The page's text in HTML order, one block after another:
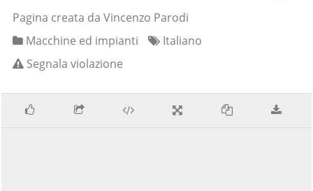
Pagina creata da Vincenzo Parodi
Macchine ed impianti
Italiano
Segnala violazione